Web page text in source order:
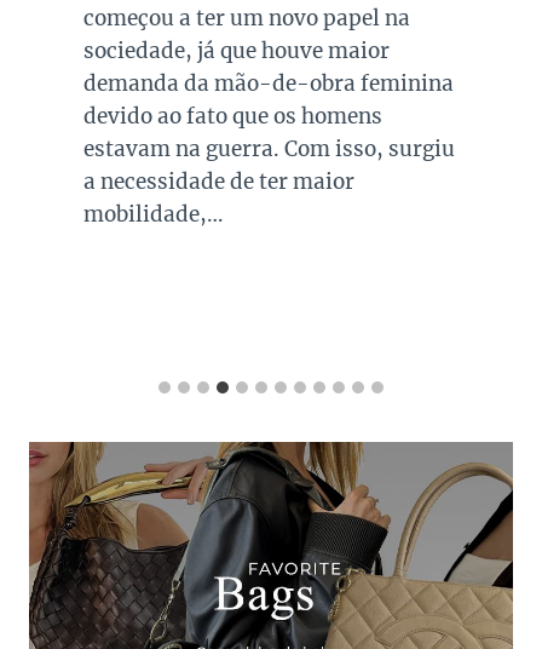
começou a ter um novo papel na
sociedade, já que houve maior
demanda da mão-de-obra feminina
devido ao fato que os homens
estavam na guerra. Com isso, surgiu
a necessidade de ter maior
mobilidade,…